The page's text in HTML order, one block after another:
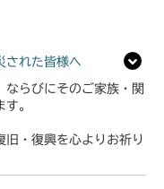
された皆様へ
ならびにそのご家族・関
。
・復興を心よりお祈り